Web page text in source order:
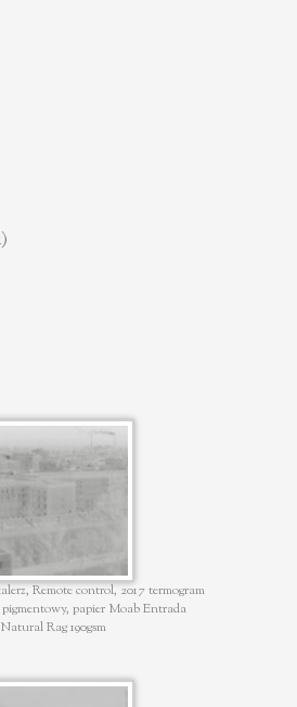
Remote control, 2017 termogram
papier Moab Entrada
Natural Rag 190gsm